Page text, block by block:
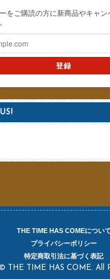
をご購読の方に新商品やキャン
登録
THE TIME HAS COMEについて
プライバシーポリシー
特定商取引法に基づく表記
THE TIME HAS COME. All